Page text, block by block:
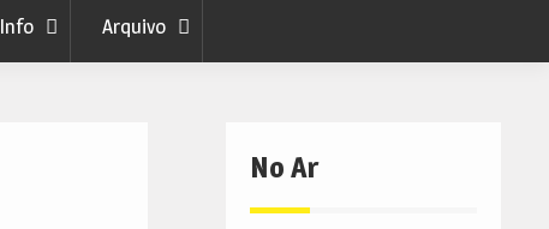
Arquivo
No Ar